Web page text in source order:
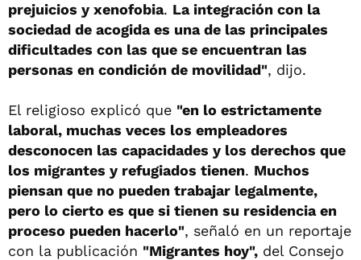
prejuicios y xenofobia. La integración con la
sociedad de acogida es una de las principales
dificultades con las que se encuentran las
personas en condición de movilidad", dijo.
El religioso explicó que "en lo estrictamente
laboral, muchas veces los empleadores
desconocen las capacidades y los derechos que
los migrantes y refugiados tienen. Muchos
piensan que no pueden trabajar legalmente,
pero lo cierto es que si tienen su residencia en
proceso pueden hacerlo", señaló en un reportaje
con la publicación "Migrantes hoy", del Consejo